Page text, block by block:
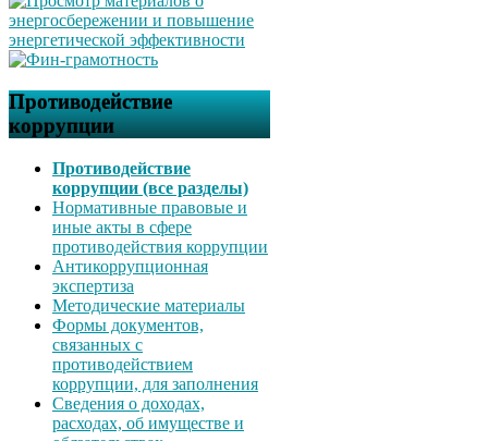
Противодействие
коррупции
Противодействие
коррупции (все разделы)
Нормативные правовые и
иные акты в сфере
противодействия коррупции
Антикоррупционная
экспертиза
Методические материалы
Формы документов,
связанных с
противодействием
коррупции, для заполнения
Сведения о доходах,
расходах, об имуществе и